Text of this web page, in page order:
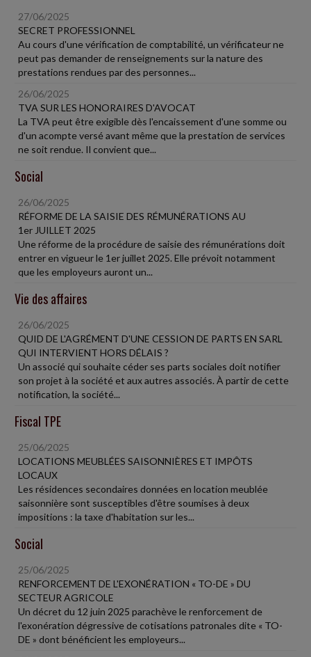
27/06/2025
SECRET PROFESSIONNEL
Au cours d'une vérification de comptabilité, un vérificateur ne
peut pas demander de renseignements sur la nature des
prestations rendues par des personnes...
26/06/2025
TVA SUR LES HONORAIRES D'AVOCAT
La TVA peut être exigible dès l'encaissement d'une somme ou
d'un acompte versé avant même que la prestation de services
ne soit rendue. Il convient que...
Social
26/06/2025
RÉFORME DE LA SAISIE DES RÉMUNÉRATIONS AU
1er JUILLET 2025
Une réforme de la procédure de saisie des rémunérations doit
entrer en vigueur le 1er juillet 2025. Elle prévoit notamment
que les employeurs auront un...
Vie des affaires
26/06/2025
QUID DE L'AGRÉMENT D'UNE CESSION DE PARTS EN SARL
QUI INTERVIENT HORS DÉLAIS ?
Un associé qui souhaite céder ses parts sociales doit notifier
son projet à la société et aux autres associés. À partir de cette
notification, la société...
Fiscal TPE
25/06/2025
LOCATIONS MEUBLÉES SAISONNIÈRES ET IMPÔTS
LOCAUX
Les résidences secondaires données en location meublée
saisonnière sont susceptibles d'être soumises à deux
impositions : la taxe d'habitation sur les...
Social
25/06/2025
RENFORCEMENT DE L'EXONÉRATION « TO-DE » DU
SECTEUR AGRICOLE
Un décret du 12 juin 2025 parachève le renforcement de
l'exonération dégressive de cotisations patronales dite « TO-
DE » dont bénéficient les employeurs...